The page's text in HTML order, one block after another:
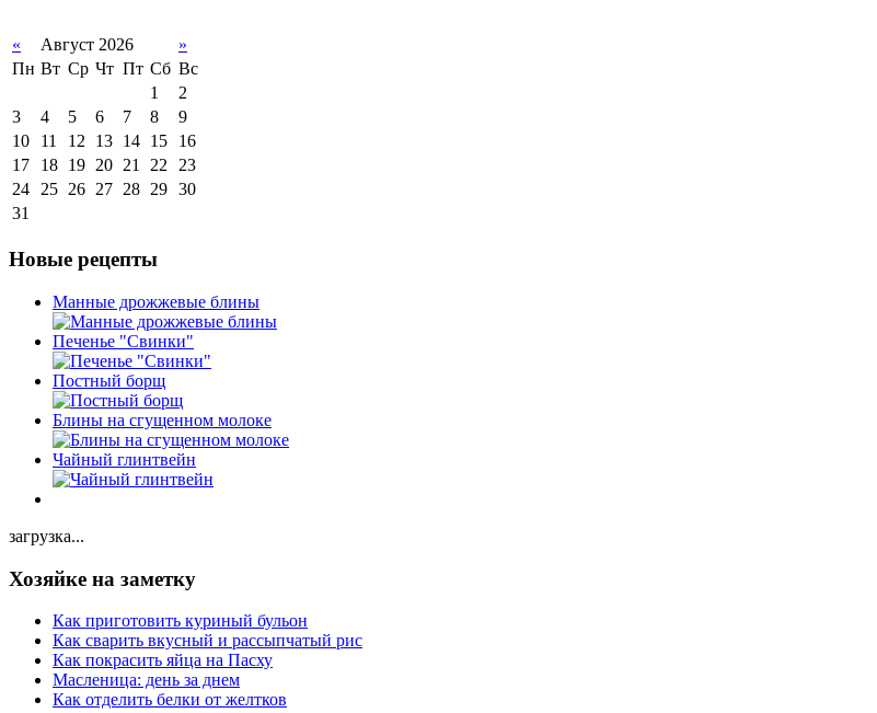
« Август 2026
»
Пн Вт Ср Чт Пт Сб Вс
1
2
3
4 5 6 7 8
9
10
11 12 13 14 15
16
17
18 19 20 21 22 23
24 25 26 27 28 29 30
31
Новые рецепты
Манные дрожжевые блины
Печенье "Свинки"
Постный борщ
Блины на сгущенном молоке
Чайный глинтвейн
загрузка...
Хозяйке на заметку
Как приготовить куриный бульон
Как сварить вкусный и рассыпчатый рис
Как покрасить яйца на Пасху
Масленица: день за днем
Как отделить белки от желтков